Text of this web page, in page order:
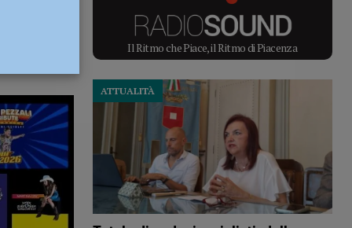
Il Ritmo che Piace, il Ritmo di Piacenza
ATTUALITÀ